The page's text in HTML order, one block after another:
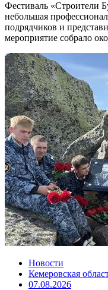
Фестиваль «Строители
небольшая
подрядчиков и
мероприятие собрало
Новости
Кемеровская
07.08.2026